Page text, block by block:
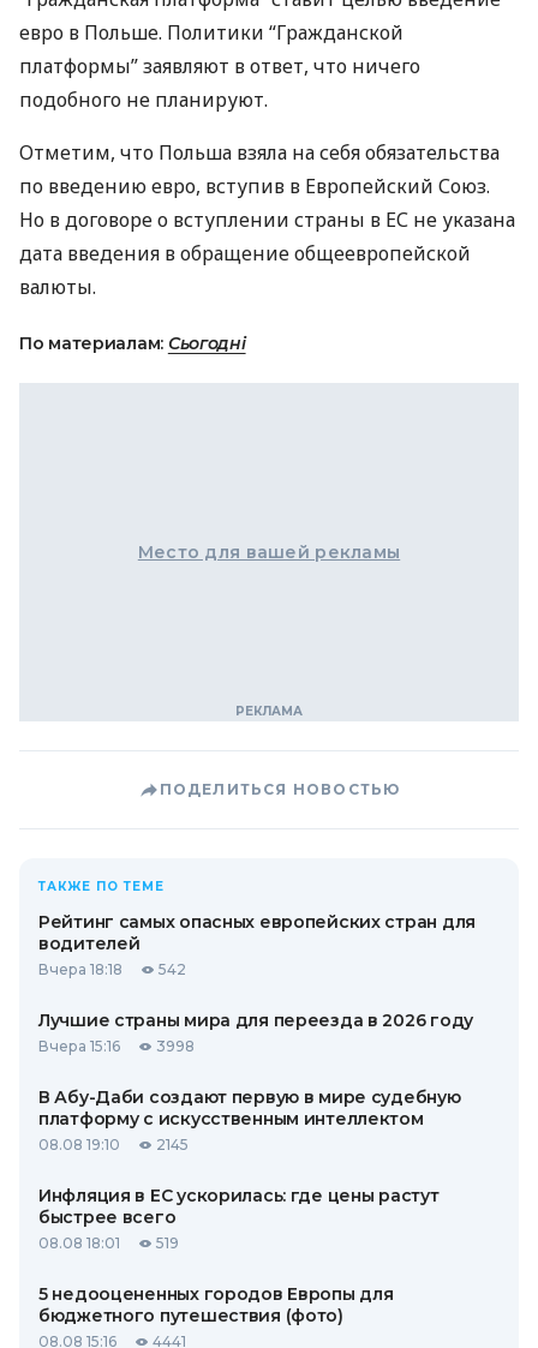
евро в Польше. Политики “Гражданской
платформы” заявляют в ответ, что ничего
подобного не планируют.
Отметим, что Польша взяла на себя обязательства
по введению евро, вступив в Европейский Союз.
Но в договоре о вступлении страны в ЕС не указана
дата введения в обращение общеевропейской
валюты.
По материалам: Сьогодні
Место для вашей рекламы
ПОДЕЛИТЬСЯ НОВОСТЬЮ
ТАКЖЕ ПО ТЕМЕ
Рейтинг самых опасных европейских стран для
водителей
Вчера 18:18 542
Лучшие страны мира для переезда в 2026 году
Вчера 15:16 3998
В Абу-Даби создают первую в мире судебную
платформу с искусственным интеллектом
08.08 19:10 2145
Инфляция в ЕС ускорилась: где цены растут
быстрее всего
08.08 18:01 519
5 недооцененных городов Европы для
бюджетного путешествия (фото)
08.08 15:16 4441